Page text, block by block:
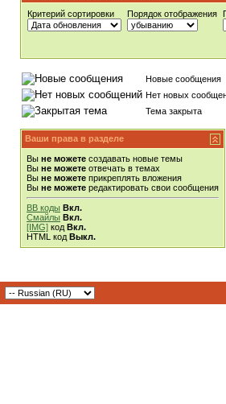
Критерий сортировки
Порядок отображения
Новые сообщения
Нет новых
Тема закрыта
Ваши права в разделе
Вы не можете создавать новые темы
Вы не можете отвечать в темах
Вы не можете прикреплять вложения
Вы не можете редактировать свои сообщения
BB коды Вкл.
Смайлы Вкл.
[IMG] код Вкл.
HTML код Выкл.